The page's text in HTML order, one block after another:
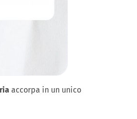
accorpa in un unico